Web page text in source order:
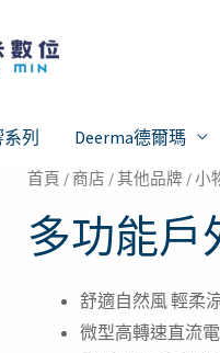
列 Deerma德爾瑪
首頁 / 商店 /其他品牌 /小
多功能戶
舒適自然風 輕柔
微型高轉速直流
原
始
價
格：
多
能